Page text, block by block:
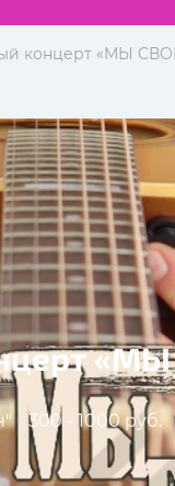
концерт «МЫ
300 - 1000 руб.